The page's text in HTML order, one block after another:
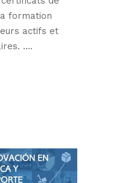
formation
actifs et
....